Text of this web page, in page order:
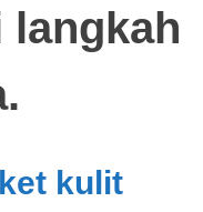
langkah
kulit